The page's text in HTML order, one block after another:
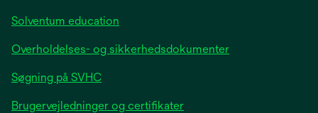
Solventum education
Overholdelses- og sikkerhedsdokumenter
Søgning på SVHC
Brugervejledninger og certifikater